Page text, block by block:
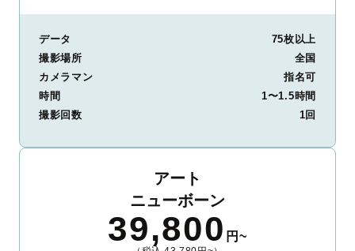
データ
75枚以上
撮影場所
全国
カメラマン
指名可
時間
1〜1.5時間
撮影回数
1回
アート
ニューボーン
39,800 円~